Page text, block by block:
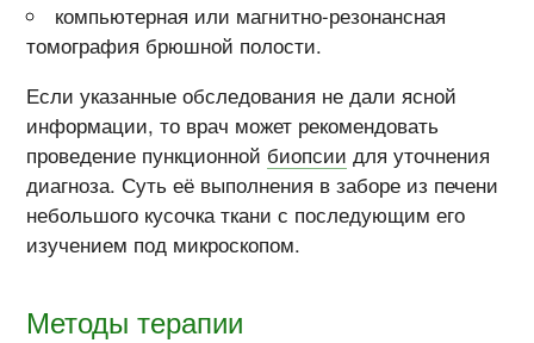
компьютерная или магнитно-резонансная
томография брюшной полости.
Если указанные обследования не дали ясной
информации, то врач может рекомендовать
проведение пункционной биопсии для уточнения
диагноза. Суть её выполнения в заборе из печени
небольшого кусочка ткани с последующим его
изучением под микроскопом.
Методы терапии